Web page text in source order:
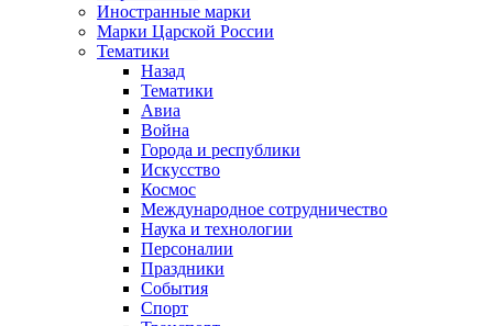
Иностранные марки
Марки Царской России
Тематики
Назад
Тематики
Авиа
Война
Города и республики
Искусство
Космос
Международное сотрудничество
Наука и технологии
Персоналии
Праздники
События
Спорт